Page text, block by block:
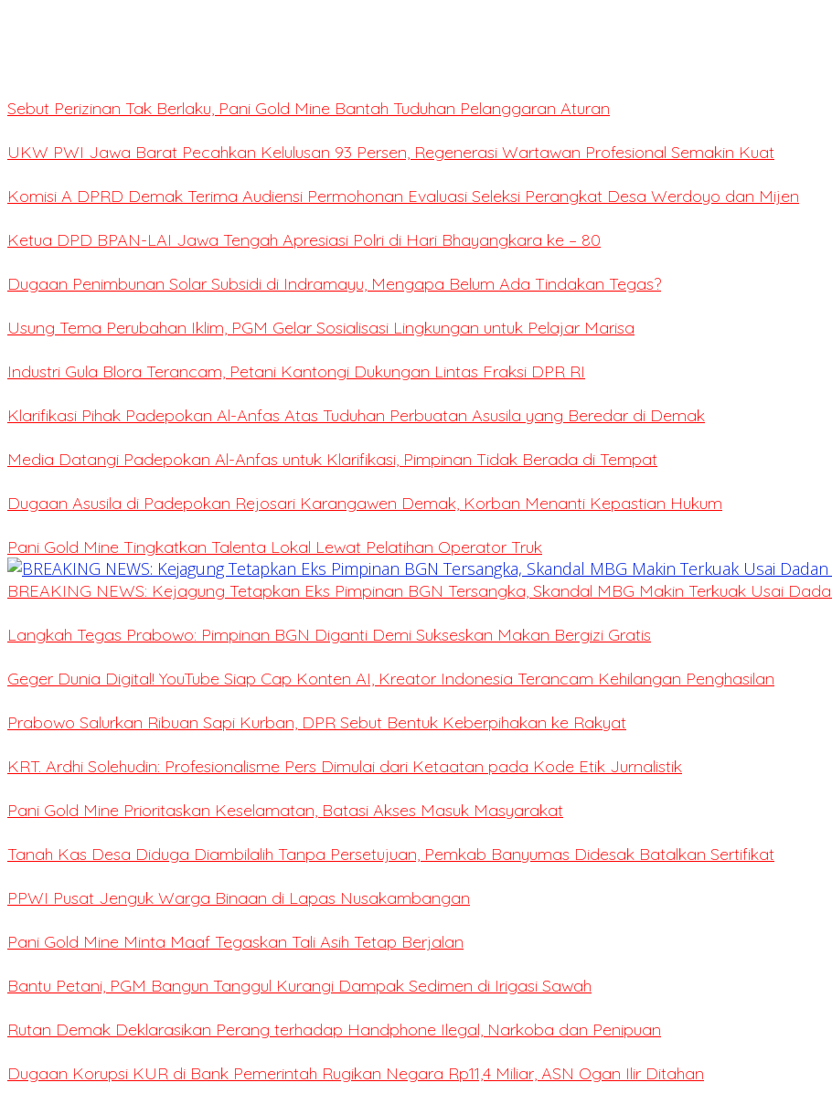
Sebut Perizinan Tak Berlaku, Pani Gold Mine Bantah Tuduhan Pelanggaran Aturan
UKW PWI Jawa Barat Pecahkan Kelulusan 93 Persen, Regenerasi Wartawan Profesional Semakin Kuat
Komisi A DPRD Demak Terima Audiensi Permohonan Evaluasi Seleksi Perangkat Desa Werdoyo dan Mijen
Ketua DPD BPAN-LAI Jawa Tengah Apresiasi Polri di Hari Bhayangkara ke – 80
Dugaan Penimbunan Solar Subsidi di Indramayu, Mengapa Belum Ada Tindakan Tegas?
Usung Tema Perubahan Iklim, PGM Gelar Sosialisasi Lingkungan untuk Pelajar Marisa
Industri Gula Blora Terancam, Petani Kantongi Dukungan Lintas Fraksi DPR RI
Klarifikasi Pihak Padepokan Al-Anfas Atas Tuduhan Perbuatan Asusila yang Beredar di Demak
Media Datangi Padepokan Al-Anfas untuk Klarifikasi, Pimpinan Tidak Berada di Tempat
Dugaan Asusila di Padepokan Rejosari Karangawen Demak, Korban Menanti Kepastian Hukum
Pani Gold Mine Tingkatkan Talenta Lokal Lewat Pelatihan Operator Truk
BREAKING NEWS: Kejagung Tetapkan Eks Pimpinan BGN Tersangka, Skandal MBG Makin Terkuak Usai
Langkah Tegas Prabowo: Pimpinan BGN Diganti Demi Sukseskan Makan Bergizi Gratis
Geger Dunia Digital! YouTube Siap Cap Konten AI, Kreator Indonesia Terancam Kehilangan Penghasilan
Prabowo Salurkan Ribuan Sapi Kurban, DPR Sebut Bentuk Keberpihakan ke Rakyat
KRT. Ardhi Solehudin: Profesionalisme Pers Dimulai dari Ketaatan pada Kode Etik Jurnalistik
Pani Gold Mine Prioritaskan Keselamatan, Batasi Akses Masuk Masyarakat
Tanah Kas Desa Diduga Diambilalih Tanpa Persetujuan, Pemkab Banyumas Didesak Batalkan Sertifikat
PPWI Pusat Jenguk Warga Binaan di Lapas Nusakambangan
Pani Gold Mine Minta Maaf Tegaskan Tali Asih Tetap Berjalan
Bantu Petani, PGM Bangun Tanggul Kurangi Dampak Sedimen di Irigasi Sawah
Rutan Demak Deklarasikan Perang terhadap Handphone Ilegal, Narkoba dan Penipuan
Dugaan Korupsi KUR di Bank Pemerintah Rugikan Negara Rp11,4 Miliar, ASN Ogan Ilir Ditahan